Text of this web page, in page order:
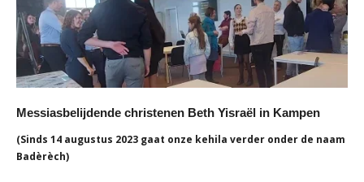
Messiasbelijdende christenen Beth Yisraël in Kampen
(Sinds 14 augustus 2023 gaat onze kehila verder onder de naam
Badèrèch)